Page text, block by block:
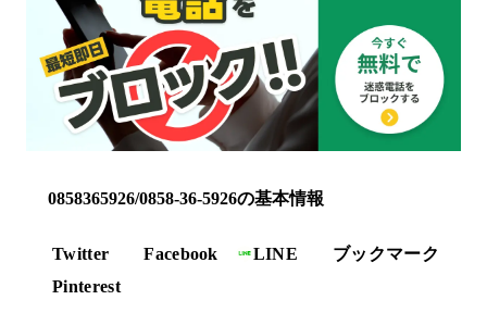
0858365926/0858-36-5926の基本情報
Twitter Facebook LINE
ブックマーク
Pinterest